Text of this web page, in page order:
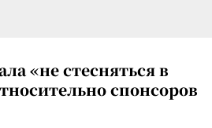
«не стесняться в
спонсоров